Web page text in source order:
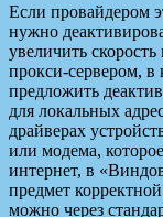
Если провайдером
нужно
увеличить
прокси-сервером,
предложить
для локальных
драйверах
или модема,
интернет, в
предмет
можно через